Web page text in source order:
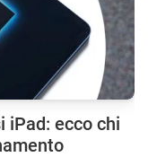
iPad: ecco chi